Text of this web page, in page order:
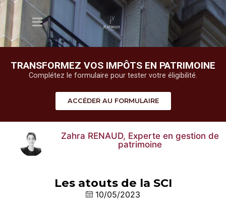
TRANSFORMEZ VOS IMPÔTS EN PATRIMOINE
Complétez le formulaire pour tester votre éligibilité.
ACCÉDER AU FORMULAIRE
Zahra RENAUD, Experte en gestion de
patrimoine
Les atouts de la SCI
10/05/2023